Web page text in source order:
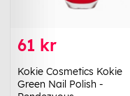
61 kr
Kokie Cosmetics Kokie
Green Nail Polish -